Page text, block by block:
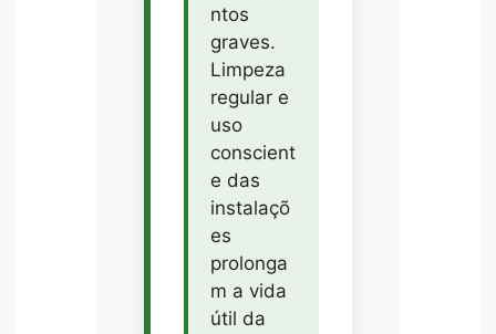
ntos
graves.
Limpeza
regular e
uso
conscient
e das
instalaçõ
es
prolonga
m a vida
útil da